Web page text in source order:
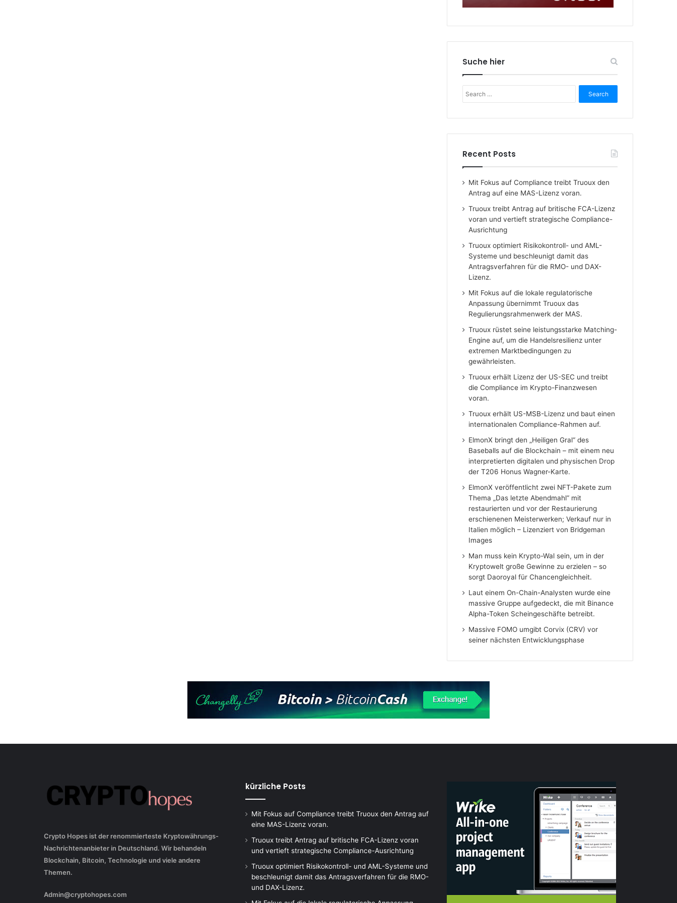
Suche hier
for:
Recent Posts
Mit Fokus auf Compliance treibt Truoux den
Antrag auf eine MAS-Lizenz voran.
Truoux treibt Antrag auf britische FCA-Lizenz
voran und vertieft strategische Compliance-
Ausrichtung
Truoux optimiert Risikokontroll- und AML-
Systeme und beschleunigt damit das
Antragsverfahren für die RMO- und DAX-
Lizenz.
Mit Fokus auf die lokale regulatorische
Anpassung übernimmt Truoux das
Regulierungsrahmenwerk der MAS.
Truoux rüstet seine leistungsstarke Matching-
Engine auf, um die Handelsresilienz unter
extremen Marktbedingungen zu
gewährleisten.
Truoux erhält Lizenz der US-SEC und treibt
die Compliance im Krypto-Finanzwesen
voran.
Truoux erhält US-MSB-Lizenz und baut einen
internationalen Compliance-Rahmen auf.
ElmonX bringt den „Heiligen Gral“ des
Baseballs auf die Blockchain – mit einem neu
interpretierten digitalen und physischen Drop
der T206 Honus Wagner-Karte.
ElmonX veröffentlicht zwei NFT-Pakete zum
Thema „Das letzte Abendmahl“ mit
restaurierten und vor der Restaurierung
erschienenen Meisterwerken; Verkauf nur in
Italien möglich – Lizenziert von Bridgeman
Images
Man muss kein Krypto-Wal sein, um in der
Kryptowelt große Gewinne zu erzielen – so
sorgt Daoroyal für Chancengleichheit.
Laut einem On-Chain-Analysten wurde eine
massive Gruppe aufgedeckt, die mit Binance
Alpha-Token Scheingeschäfte betreibt.
Massive FOMO umgibt Corvix (CRV) vor
seiner nächsten Entwicklungsphase
Crypto Hopes ist der renommierteste Kryptowährungs-
Nachrichtenanbieter in Deutschland. Wir behandeln
Blockchain, Bitcoin, Technologie und viele andere
Themen.
Admin@cryptohopes.com
kürzliche Posts
Mit Fokus auf Compliance treibt Truoux den Antrag auf
eine MAS-Lizenz voran.
Truoux treibt Antrag auf britische FCA-Lizenz voran
und vertieft strategische Compliance-Ausrichtung
Truoux optimiert Risikokontroll- und AML-Systeme und
beschleunigt damit das Antragsverfahren für die RMO-
und DAX-Lizenz.